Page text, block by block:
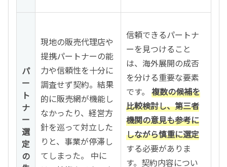
パ
ー
ト
ナ
ー
選
定
の
現地の販売代理店や
提携パートナーの能
力や信頼性を十分に
調査せず契約。結果
的に販売網が機能し
なかったり、経営方
針を巡って対立した
りと、事業が停滞し
てしまった。 中に
信頼できるパートナ
ーを見つけること
は、海外展開の成否
を分ける重要な要素
です。 複数の候補を
比較検討し、第三者
機関の意見も参考に
しながら慎重に選定
する必要がありま
す。契約内容につい